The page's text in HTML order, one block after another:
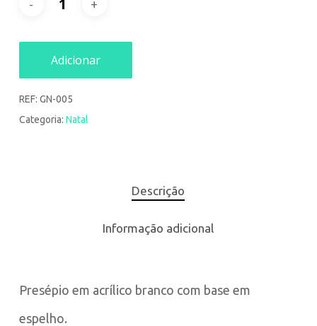
Adicionar
REF: GN-005
Categoria: Natal
Descrição
Informação adicional
Presépio em acrílico branco com base em
espelho.